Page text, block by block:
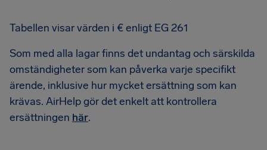
Tabellen visar värden i € enligt EG 261
Som med alla lagar finns det undantag och särskilda
omständigheter som kan påverka varje specifikt
ärende, inklusive hur mycket ersättning som kan
krävas. AirHelp gör det enkelt att kontrollera
ersättningen här.